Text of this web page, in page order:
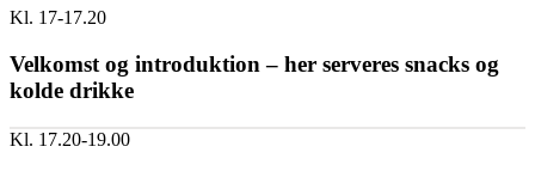
Kl. 17-17.20
Velkomst og introduktion – her serveres snacks og
kolde drikke
Kl. 17.20-19.00